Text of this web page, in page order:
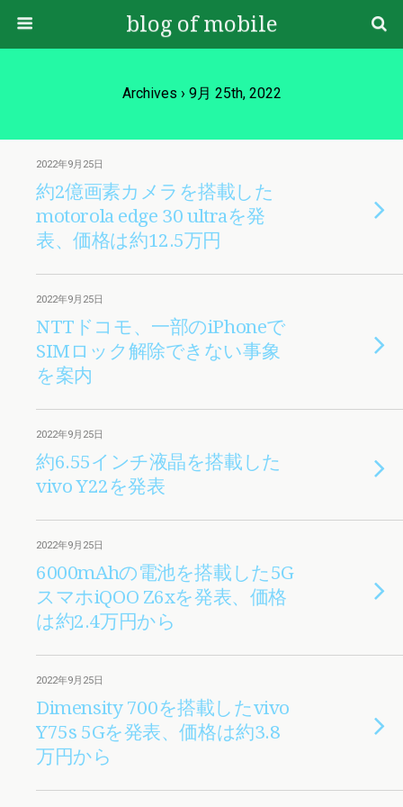
blog of mobile
Archives › 9月 25th, 2022
2022年9月25日
約2億画素カメラを搭載した
motorola edge 30 ultraを発
表、価格は約12.5万円
2022年9月25日
NTTドコモ、一部のiPhoneで
SIMロック解除できない事象
を案内
2022年9月25日
約6.55インチ液晶を搭載した
vivo Y22を発表
2022年9月25日
6000mAhの電池を搭載した5G
スマホiQOO Z6xを発表、価格
は約2.4万円から
2022年9月25日
Dimensity 700を搭載したvivo
Y75s 5Gを発表、価格は約3.8
万円から